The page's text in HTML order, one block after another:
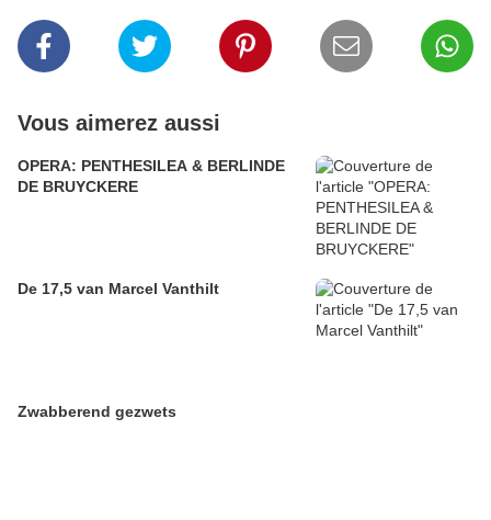
Vous aimerez aussi
OPERA: PENTHESILEA & BERLINDE
DE BRUYCKERE
De 17,5 van Marcel Vanthilt
Zwabberend gezwets